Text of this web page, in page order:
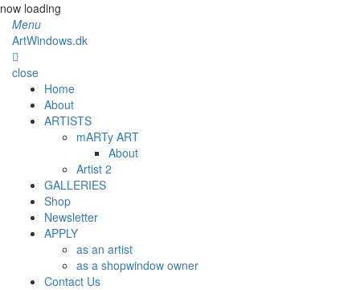
now loading
Menu
ArtWindows.dk
close
Home
About
ARTISTS
mARTy ART
About
Artist 2
GALLERIES
Shop
Newsletter
APPLY
as an artist
as a shopwindow owner
Contact Us